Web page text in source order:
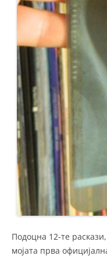
Подоцна 12-те
мојата прва